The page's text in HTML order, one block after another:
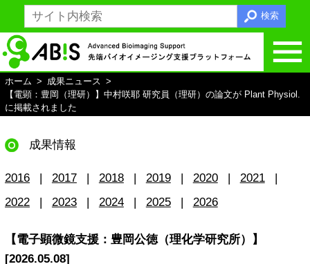
検索
ホームへ戻る
ABiSとは
支援内容
総括支援
光学顕微鏡支援
MRI支援
ホーム
成果ニュース
【電顕：豊岡（理研）】中村咲耶 研究員（理研）の論文が Plant Physiol.
に掲載されました
成果情報
2016 2017 2018 2019 2020
2021
2022
2023 2024 2025 2026
【電子顕微鏡支援：豊岡公徳（理化学研究所）】
[2026.05.08]